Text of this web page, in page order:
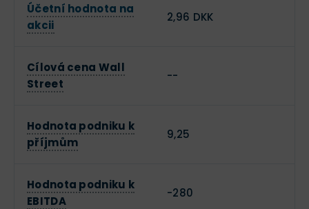
Účetní hodnota na
akcii
2,96 DKK
Cílová cena Wall
Street
--
Hodnota podniku k
příjmům
9,25
Hodnota podniku k
EBITDA
-280